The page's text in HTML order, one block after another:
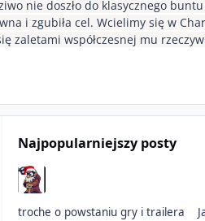
nie doszło do klasycznego
i zgubiła cel. Wcielimy się w
zaletami współczesnej mu
Najpopularniejszy posty